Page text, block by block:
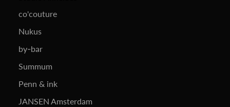
co'couture
Nukus
by-bar
Summum
Penn & ink
JANSEN Amsterdam